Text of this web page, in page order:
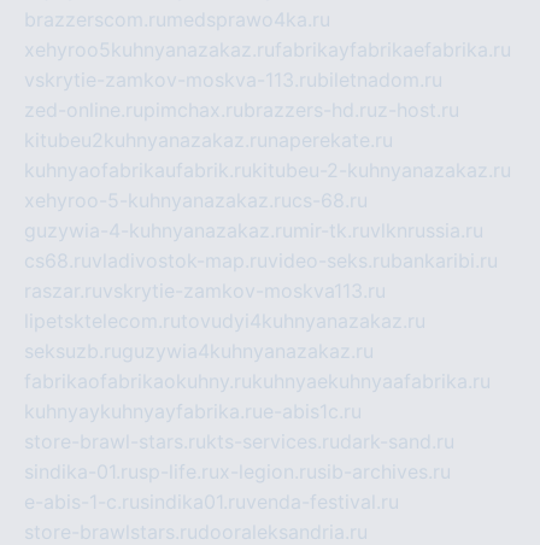
brazzerscom.ru medsprawo4ka.ru
xehyroo5kuhnyanazakaz.rufabrikayfabrikaefabrika.ru
vskrytie-zamkov-moskva-113.rubiletnadom.ru
zed-online.rupimchax.rubrazzers-hd.ruz-host.ru
kitubeu2kuhnyanazakaz.ru naperekate.ru
kuhnyaofabrikaufabrik.rukitubeu-2-kuhnyanazakaz.ru
xehyroo-5-kuhnyanazakaz.rucs-68.ru
guzywia-4-kuhnyanazakaz.ru mir-tk.ruvlknrussia.ru
cs68.ruvladivostok-map.ruvideo-seks.rubankaribi.ru
raszar.ruvskrytie-zamkov-moskva113.ru
lipetsktelecom.rutovudyi4kuhnyanazakaz.ru
seksuzb.ruguzywia4kuhnyanazakaz.ru
fabrikaofabrikaokuhny.rukuhnyaekuhnyaafabrika.ru
kuhnyaykuhnyayfabrika.rue-abis1c.ru
store-brawl-stars.rukts-services.rudark-sand.ru
sindika-01.rusp-life.rux-legion.rusib-archives.ru
e-abis-1-c.rusindika01.ruvenda-festival.ru
store-brawlstars.rudooraleksandria.ru